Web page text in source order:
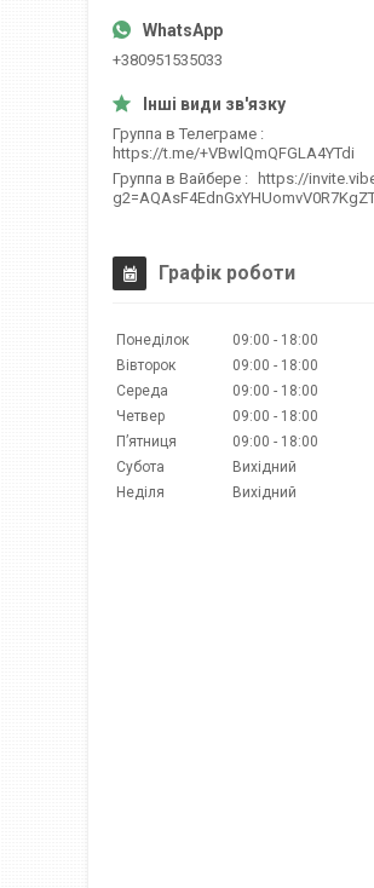
+380951535033
Группа в Телеграме
https://t.me/+VBwlQmQFGLA4YTdi
Группа в Вайбере
https://
Графік роботи
Понеділок 09:00
18:00
Вівторок
09:00
18:00
Середа
09:00
18:00
Четвер
09:00
18:00
Пʼятниця
09:00
18:00
Субота
Вихідний
Неділя
Вихідний